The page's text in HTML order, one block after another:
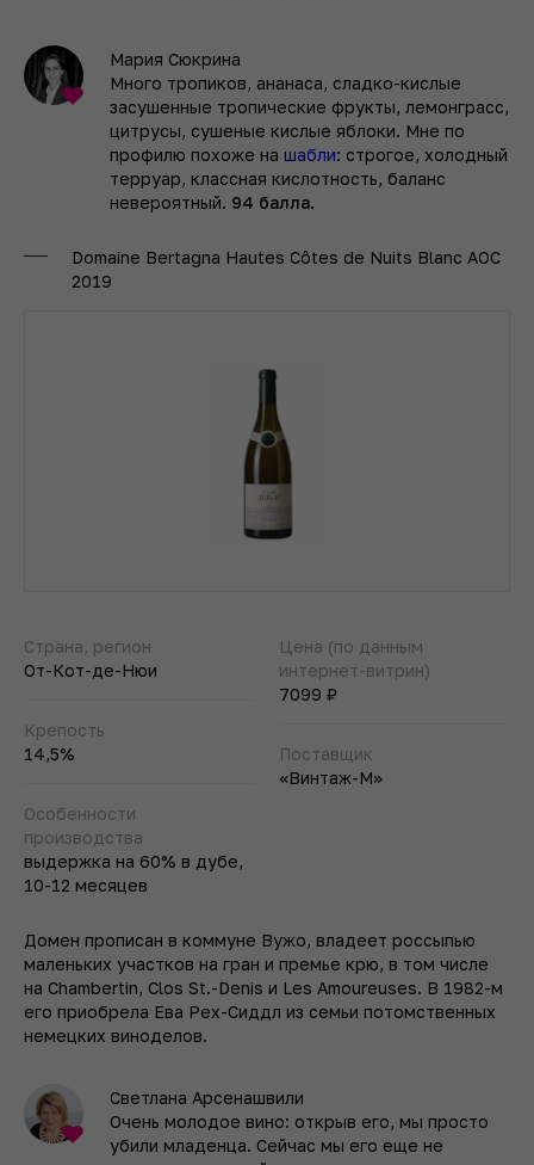
Мария Сюкрина
Много тропиков, ананаса, сладко-кислые
засушенные тропические фрукты, лемонграсс,
цитрусы, сушеные кислые яблоки. Мне по
профилю похоже на шабли: строгое, холодный
терруар, классная кислотность, баланс
невероятный. 94 балла.
Domaine Bertagna Hautes Côtes de Nuits Blanc АОС
2019
Страна, регион
От-Кот-де-Нюи
Крепость
14,5%
Особенности
производства
выдержка на 60% в дубе,
10-12 месяцев
Цена (по данным
интернет-витрин)
7099 ₽
Поставщик
«Винтаж-М»
Домен прописан в коммуне Вужо, владеет россыпью
маленьких участков на гран и премье крю, в том числе
на Chambertin, Clos St.-Denis и Les Amoureuses. В 1982-м
его приобрела Ева Рех-Сиддл из семьи потомственных
немецких виноделов.
Светлана Арсенашвили
Очень молодое вино: открыв его, мы просто
убили младенца. Сейчас мы его еще не